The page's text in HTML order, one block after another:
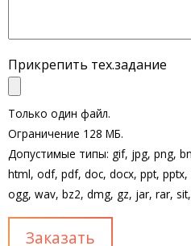
Прикрепить тех.задание
Только один файл.
Ограничение 128 МБ.
Допустимые типы: gif, jpg, png,
html, odf, pdf, doc, docx, ppt,
ogg, wav, bz2, dmg, gz, jar, rar,